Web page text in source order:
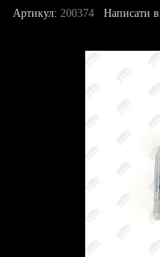
Артикул: 200374 Написати